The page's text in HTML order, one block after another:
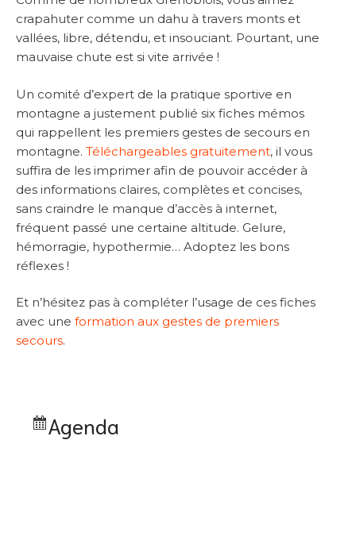
crapahuter comme un dahu à travers monts et
vallées, libre, détendu, et insouciant. Pourtant, une
mauvaise chute est si vite arrivée !
Un comité d’expert de la pratique sportive en
montagne a justement publié six fiches mémos
qui rappellent les premiers gestes de secours en
montagne. Téléchargeables gratuitement, il vous
suffira de les imprimer afin de pouvoir accéder à
des informations claires, complètes et concises,
sans craindre le manque d’accès à internet,
fréquent passé une certaine altitude. Gelure,
hémorragie, hypothermie… Adoptez les bons
réflexes !
Et n’hésitez pas à compléter l’usage de ces fiches
avec une formation aux gestes de premiers
secours.
Agenda